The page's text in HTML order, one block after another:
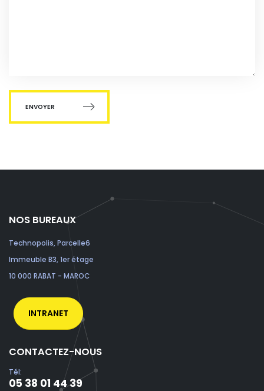
ENVOYER
NOS BUREAUX
Technopolis, Parcelle6
Immeuble B3, 1er étage
10 000 RABAT - MAROC
INTRANET
CONTACTEZ-NOUS
Tél:
05 38 01 44 39